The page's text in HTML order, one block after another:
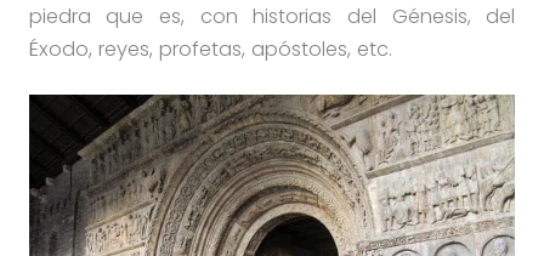
piedra que es, con historias del Génesis, del
Éxodo, reyes, profetas, apóstoles, etc.